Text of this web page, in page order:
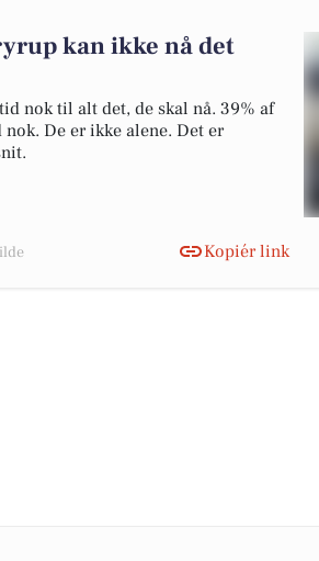
kan ikke nå det
nok til alt det, de skal nå. 39% af
De er ikke alene. Det er
Kopiér link